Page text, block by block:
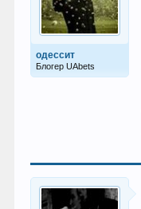
одессит
Блогер UAbets